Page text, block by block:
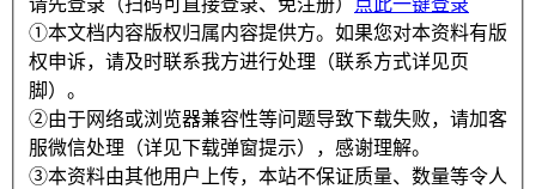
请先登录（扫码可直接登录、免注册）
点此一键登录
①本文档内容版权归属内容提供方。如果您对本资料有版
权申诉，请及时联系我方进行处理（联系方式详见页
脚）。
②由于网络或浏览器兼容性等问题导致下载失败，请加客
服微信处理（详见下载弹窗提示），感谢理解。
③本资料由其他用户上传，本站不保证质量、数量等令人